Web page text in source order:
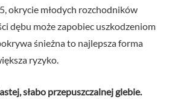
okrycie młodych rozchodników
dębu może zapobiec uszkodzeniom
śnieżna to najlepsza forma
ryzyko.
słabo przepuszczalnej glebie.